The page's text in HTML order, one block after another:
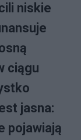
niskie
ciągu
jasna:
pojawiają